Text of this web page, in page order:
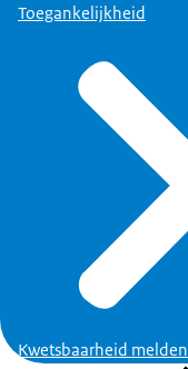
Toegankelijkheid
Kwetsbaarheid melden